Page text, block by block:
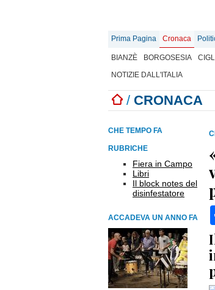
Prima Pagina Cronaca
BIANZÈ BORGOSESIA
NOTIZIE DALL'ITALIA
/ CRONACA
CHE TEMPO FA
RUBRICHE
Fiera in Campo
Libri
Il block notes del
disinfestatore
ACCADEVA UN ANNO FA